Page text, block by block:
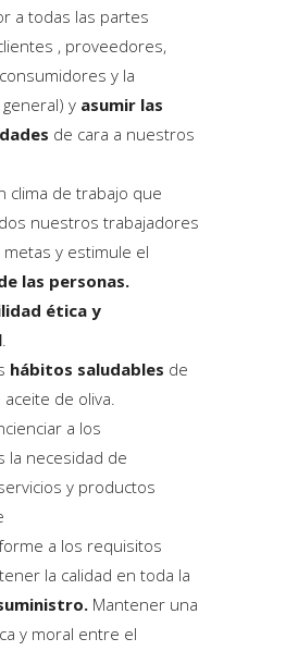
a todas las partes
, proveedores,
y la
y asumir las
de cara a nuestros
clima de trabajo que
nuestros trabajadores
metas y estimule el
las personas.
ética y
.
hábitos saludables de
de oliva.
a los
la necesidad de
y productos
a los requisitos
la calidad en toda la
Mantener una
y moral entre el